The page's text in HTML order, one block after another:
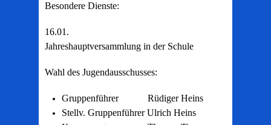
Besondere Dienste:
16.01.
Jahreshauptversammlung in der Schule
Wahl des Jugendausschusses:
Gruppenführer Rüdiger Heins
Stellv. Gruppenführer Ulrich Heins